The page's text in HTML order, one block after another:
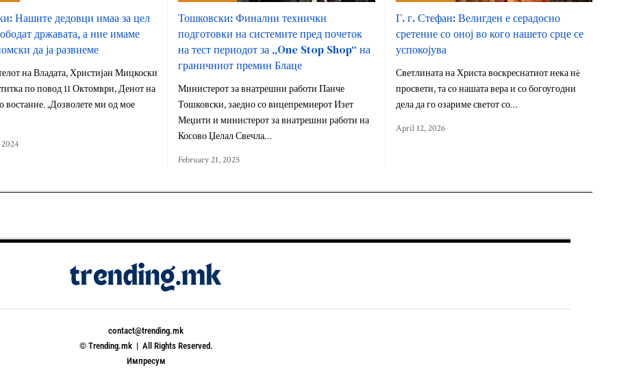
Нашите дедовци имаа за цел
државата, а ние имаме
да ја развиеме
на Владата, Христијан Мицкоски
по повод 11 Октомври, Денот на
востание. „Дозволете ми од мое
Тошковски: Финални технички
подготовки на системите пред почеток
на тест периодот за „One Stop Shop“ на
граничниот премин Блаце
Министерот за внатрешни работи Панче
Тошковски, заедно со вицепремиерот Изет
Меџити и министерот за внатрешни работи на
Косово Џелал Свечла…
February 21, 2025
Г. г. Стефан: Велигден е серадосно
сретение со оној во кого нашето срце се
успокојува
Светлината на Христа воскреснатиот нека нè
просвети, та со нашата вера и со богоугодни
дела да го озариме светот со…
April 12, 2026
contact@trending.mk
© Trending.mk | All Rights Reserved.
Импресум